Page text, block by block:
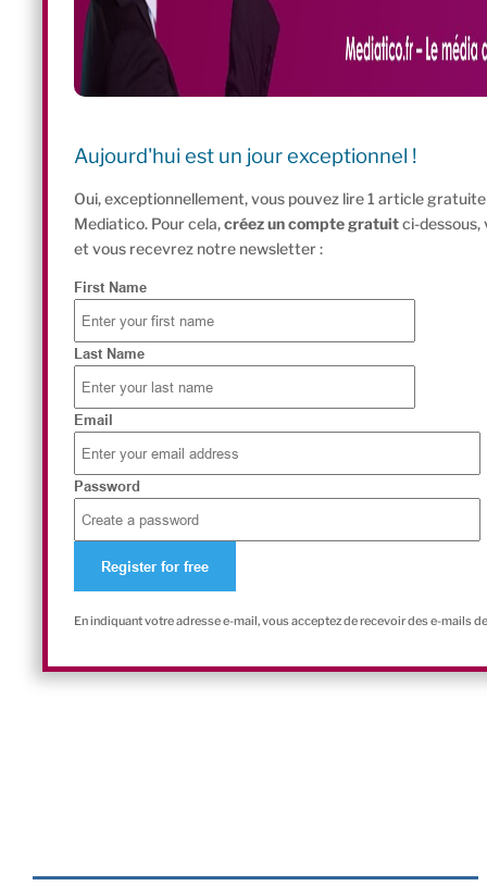
Aujourd'hui est un jour exceptionnel !
Oui, exceptionnellement, vous pouvez lire 1 article
Mediatico. Pour cela,créez un compte gratuitci-dessous,
et vous recevrez notre newsletter :
First Name
Last Name
Email
Password
En indiquant votre adresse e-mail, vous acceptez de recevoir des e-mails